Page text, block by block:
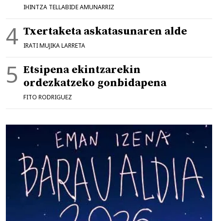
IHINTZA TELLABIDE AMUNARRIZ
Txertaketa askatasunaren alde
IRATI MUJIKA LARRETA
Etsipena ekintzarekin
ordezkatzeko gonbidapena
FITO RODRIGUEZ